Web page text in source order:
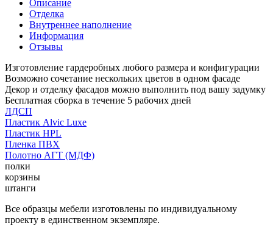
Описание
Отделка
Внутреннее наполнение
Информация
Отзывы
Изготовление гардеробных любого размера и конфигурации
Возможно сочетание нескольких цветов в одном фасаде
Декор и отделку фасадов можно выполнить под вашу задумку
Бесплатная сборка в течение 5 рабочих дней
ЛДСП
Пластик Alvic Luxe
Пластик HPL
Пленка ПВХ
Полотно АГТ (МДФ)
полки
корзины
штанги
Все образцы мебели изготовлены по индивидуальному
проекту в единственном экземпляре.